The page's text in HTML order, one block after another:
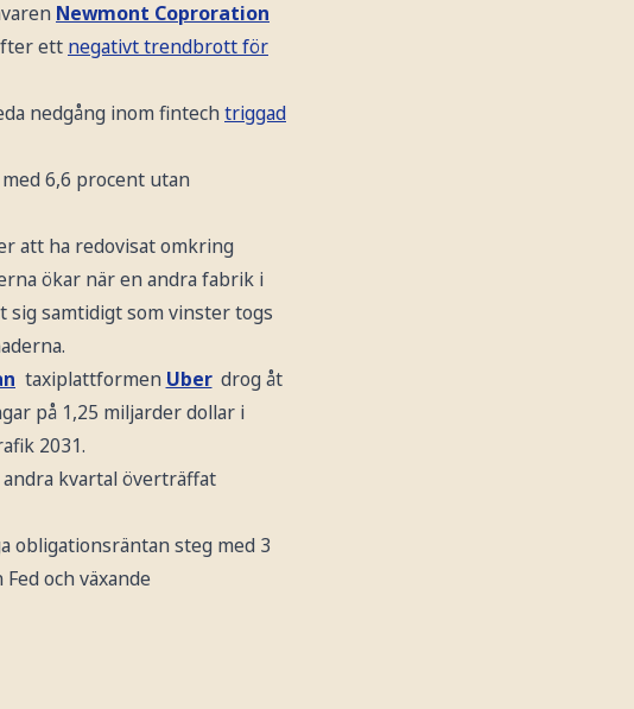
Newmont Coproration
ett negativt trendbrott för
nedgång inom fintechtriggad
med 6,6 procent utan
att ha redovisat omkring
ökar när en andra fabrik i
sig samtidigt som vinster togs
taxiplattformen Uber drog åt
på 1,25 miljarder dollar i
2031.
kvartal överträffat
obligationsräntan steg med 3
och växande